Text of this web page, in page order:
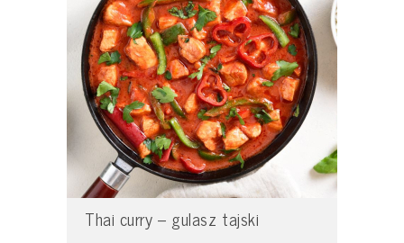
Thai curry – gulasz tajski